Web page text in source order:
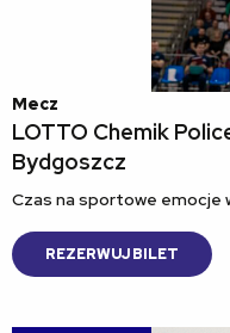
Mecz
LOTTO Chemik
Bydgoszcz
Czas na sportowe emocje
REZERWUJ BILET